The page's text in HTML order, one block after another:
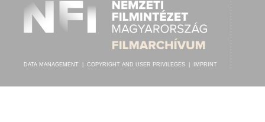
DATA MANAGEMENT COPYRIGHT AND USER PRIVILEGES IMPRINT